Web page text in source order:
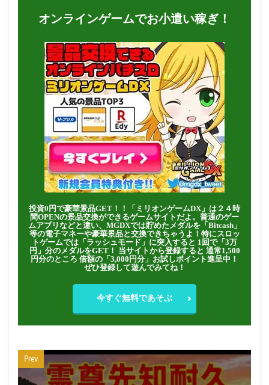
オンラインゲームでお小遣い稼ぎ！
投資0円で豪華景品GET！！「ミリオンゲームDX」は２４時
間OPENの景品交換ができるゲームサイトだよ。普通のゲー
ムアプリなどと違い、MGDXでは貯めたメダルを「Bitcash」
等の電子マネーや豪華景品と交換できちゃうよ！特にスロッ
トゲームでは「ラッシュモード」に突入すると 1回で「3万
円」分のメダルをGET！ 当サイトから登録すると 通常1,500
円分のところ 倍額の「3,000円分」お試しポイント進呈中！
ぜひ登録して遊んでみてね！
今すぐ無料であそぶ
Prev